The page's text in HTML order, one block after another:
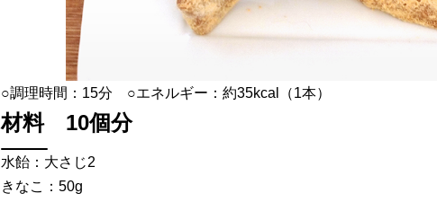
○調理時間：15分 ○エネルギー：約35kcal（1本）
材料 10個分
水飴：大さじ2
きなこ：50g